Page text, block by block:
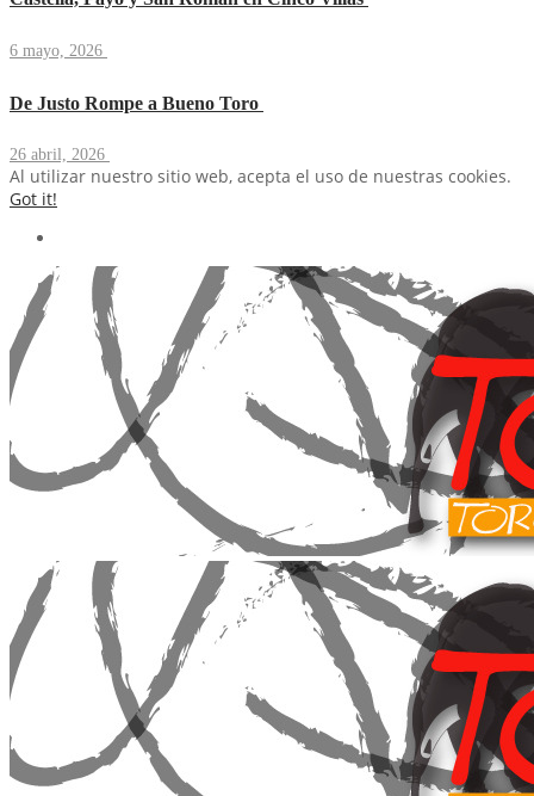
6 mayo, 2026
De Justo Rompe a Bueno Toro
26 abril, 2026
Al utilizar nuestro sitio web, acepta el uso de nuestras cookies.
Got it!